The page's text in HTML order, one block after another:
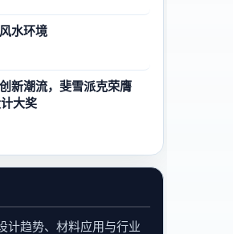
水环境
新潮流，斐雪派克荣膺
大奖
计趋势、材料应用与行业